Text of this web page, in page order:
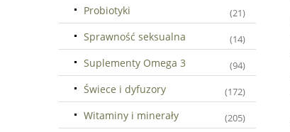
Probiotyki (21)
Sprawność seksualna (14)
Suplementy Omega 3 (94)
Świece i dyfuzory (172)
Witaminy i minerały (205)